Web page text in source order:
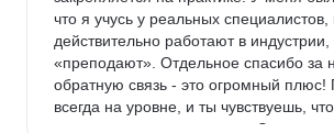
что я учусь у реальных специалистов,
действительно работают в
«преподают». Отдельное спасибо за
обратную связь - это огромный плюс!
всегда на уровне, и ты чувствуешь,
подсказывают, направляют. Это